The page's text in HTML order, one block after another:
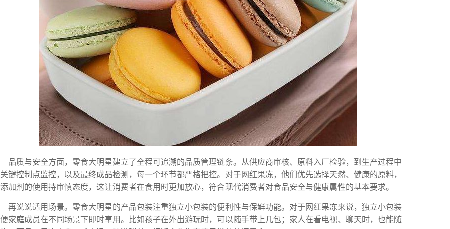
品质与安全方面，零食大明星建立了全程可追溯的品质管理链条。从供应商审核、原料入厂检验，到生产过程中
键控制点监控，以及最终成品检测，每一个环节都严格把控。对于网红果冻，他们优先选择天然、健康的原料，
加剂的使用持审慎态度，这让消费者在食用时更加放心，符合现代消费者对食品安全与健康属性的基本要求。
再说说适用场景。零食大明星的产品包装注重独立小包装的便利性与保鲜功能。对于网红果冻来说，独立小包装
家庭成员在不同场景下即时享用。比如孩子在外出游玩时，可以随手带上几包；家人在看电视、聊天时，也能随